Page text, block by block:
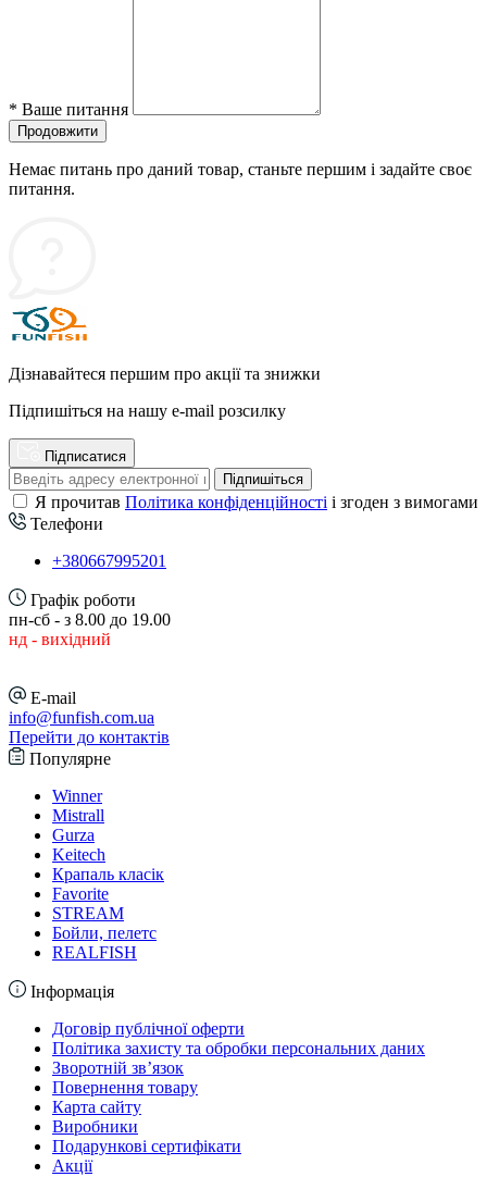
* Ваше питання
Продовжити
Немає питань про даний товар, станьте першим і задайте своє
питання.
Дізнавайтеся першим про акції та знижки
Підпишіться на нашу e-mail розсилку
Підписатися
Підпишіться
Я прочитав Політика конфіденційності і згоден з вимогами
Телефони
+380667995201
Графік роботи
пн-сб - з 8.00 до 19.00
нд - вихідний
E-mail
info@funfish.com.ua
Перейти до контактів
Популярне
Winner
Mistrall
Gurza
Keitech
Крапаль класік
Favorite
STREAM
Бойли, пелетс
REALFISH
Інформація
Договір публічної оферти
Політика захисту та обробки персональних даних
Зворотній зв’язок
Повернення товару
Карта сайту
Виробники
Подарункові сертифікати
Акції